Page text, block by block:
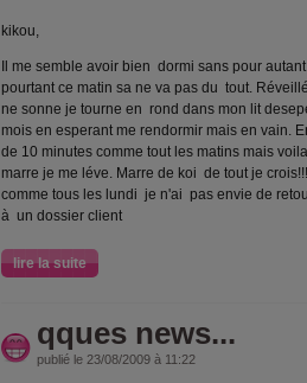
kikou,
Il me semble avoir bien dormi sans pour
pourtant ce matin sa ne va pas du tout.
ne sonne je tourne en rond dans mon lit
mois en esperant me rendormir mais en vain.
de 10 minutes comme tout les matins mais
marre je me léve. Marre de koi de tout je
comme tous les lundi je n'ai pas envie de
à un dossier client
lire la suite
qques news...
publié le 23/08/2009 à 11:22